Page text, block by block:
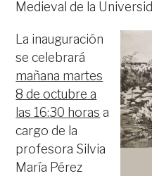
Medieval de la
La inauguración
se celebrará
mañana martes
8 de octubre a
las 16:30 horas a
cargo de la
profesora Silvia
María Pérez